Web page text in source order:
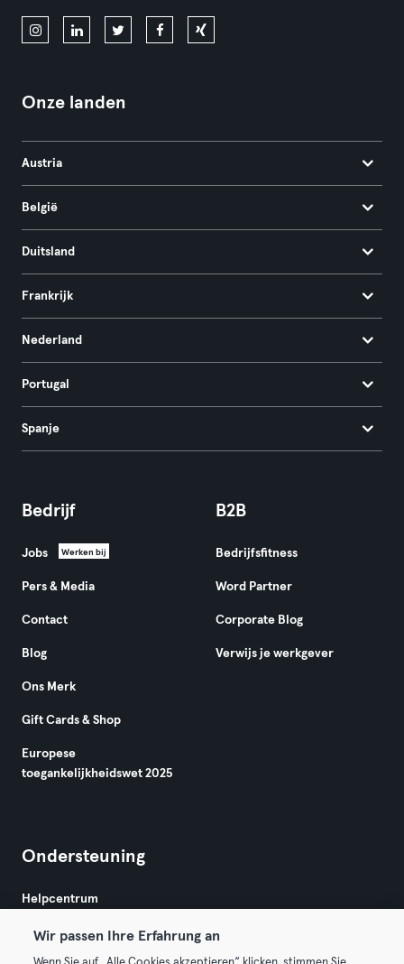
Onze landen
Austria
België
Duitsland
Frankrijk
Nederland
Portugal
Spanje
Bedrijf
Jobs Werken bij
Pers & Media
Contact
Blog
Ons Merk
Gift Cards & Shop
Europese
toegankelijkheidswet 2025
B2B
Bedrijfsfitness
Word Partner
Corporate Blog
Verwijs je werkgever
Ondersteuning
Helpcentrum
Wir passen Ihre Erfahrung an